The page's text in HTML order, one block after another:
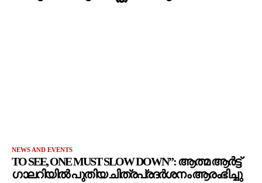
NEWS AND EVENTS
TO SEE, ONE MUST SLOW DOWN”: ആത്മ ആർട്ട്
ഗാലറിയിൽ പുതിയ ചിത്രപ്രദർശനം ആരംഭിച്ചു